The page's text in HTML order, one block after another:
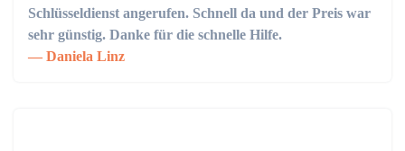
Schlüsseldienst angerufen. Schnell da und der Preis war
sehr günstig. Danke für die schnelle Hilfe.
Daniela Linz